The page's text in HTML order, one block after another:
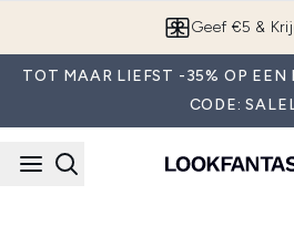
Geef €5 &
TOT MAAR LIEFST -35% OP EEN
CODE: